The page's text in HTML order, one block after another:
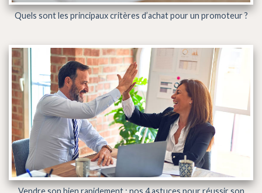
Quels sont les principaux critères d’achat pour un promoteur ?
Vendre son bien rapidement : nos 4 astuces pour réussir son